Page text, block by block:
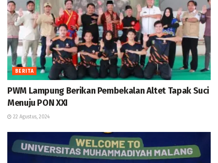
BERITA
PWM Lampung Berikan Pembekalan Altet Tapak Suci
Menuju PON XXI
22 Agustus, 2024